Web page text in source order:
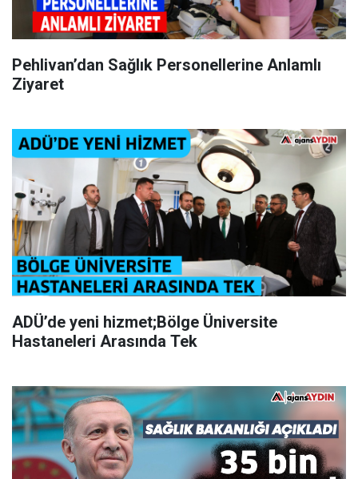
Pehlivan’dan Sağlık Personellerine Anlamlı
Ziyaret
ADÜ’de yeni hizmet;Bölge Üniversite
Hastaneleri Arasında Tek